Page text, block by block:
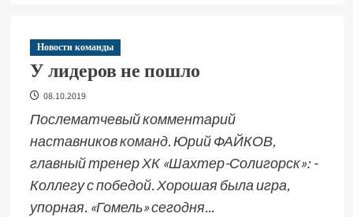
Новости команды
У лидеров не пошло
08.10.2019
Послематчевый комментарий
наставников команд. Юрий ФАЙКОВ,
главный тренер ХК «Шахтер-Солигорск»: -
Коллегу с победой. Хорошая была игра,
упорная. «Гомель» сегодня...